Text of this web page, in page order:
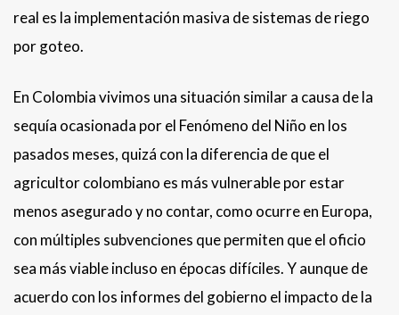
real es la implementación masiva de sistemas de riego
por goteo.
En Colombia vivimos una situación similar a causa de la
sequía ocasionada por el Fenómeno del Niño en los
pasados meses, quizá con la diferencia de que el
agricultor colombiano es más vulnerable por estar
menos asegurado y no contar, como ocurre en Europa,
con múltiples subvenciones que permiten que el oficio
sea más viable incluso en épocas difíciles. Y aunque de
acuerdo con los informes del gobierno el impacto de la